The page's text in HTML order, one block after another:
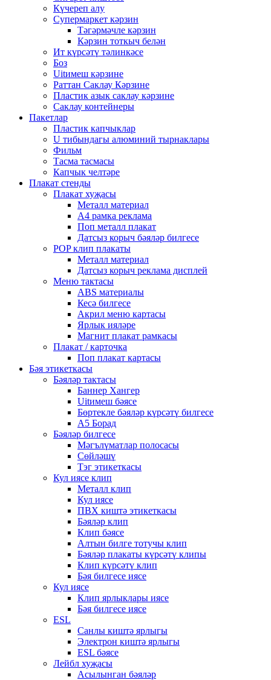
Күчереп алу
Супермаркет кәрзин
Тәгәрмәчле кәрзин
Кәрзин тоткыч белән
Ит күрсәтү тәлинкәсе
Боз
Uitимеш кәрзине
Раттан Саклау Кәрзине
Пластик азык саклау кәрзине
Саклау контейнеры
Пакетлар
Пластик капчыклар
U тибындагы алюминий тырнаклары
Фильм
Тасма тасмасы
Капчык челтәре
Плакат стенды
Плакат хуҗасы
Металл материал
А4 рамка реклама
Поп металл плакат
Датсыз корыч бәяләр билгесе
POP клип плакаты
Металл материал
Датсыз корыч реклама дисплей
Меню тактасы
ABS материалы
Кесә билгесе
Акрил меню картасы
Ярлык ияләре
Магнит плакат рамкасы
Плакат / карточка
Поп плакат картасы
Бәя этикеткасы
Бәяләр тактасы
Баннер Хангер
Uitимеш бәясе
Бөртекле бәяләр күрсәтү билгесе
A5 Борад
Бәяләр билгесе
Мәгълүматлар полосасы
Сөйләшү
Тэг этикеткасы
Кул иясе клип
Металл клип
Кул иясе
ПВХ киштә этикеткасы
Бәяләр клип
Клип бәясе
Алтын билге тотучы клип
Бәяләр плакаты күрсәтү клипы
Клип күрсәтү клип
Бәя билгесе иясе
Кул иясе
Клип ярлыклары иясе
Бәя билгесе иясе
ESL
Санлы киштә ярлыгы
Электрон киштә ярлыгы
ESL бәясе
Лейбл хуҗасы
Асылынган бәяләр